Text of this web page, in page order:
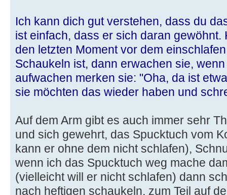
Ich kann dich gut verstehen, dass du
ist einfach, dass er sich daran gewöhnt.
den letzten Moment vor dem
Schaukeln ist, dann erwachen sie,
aufwachen merken sie: "Oha, da ist
sie möchten das wieder haben und
Auf dem Arm gibt es auch immer sehr
und sich gewehrt, das Spucktuch vom
kann er ohne dem nicht schlafen),
wenn ich das Spucktuch weg mache
(vielleicht will er nicht schlafen) dann
nach heftigen schaukeln, zum Teil auf